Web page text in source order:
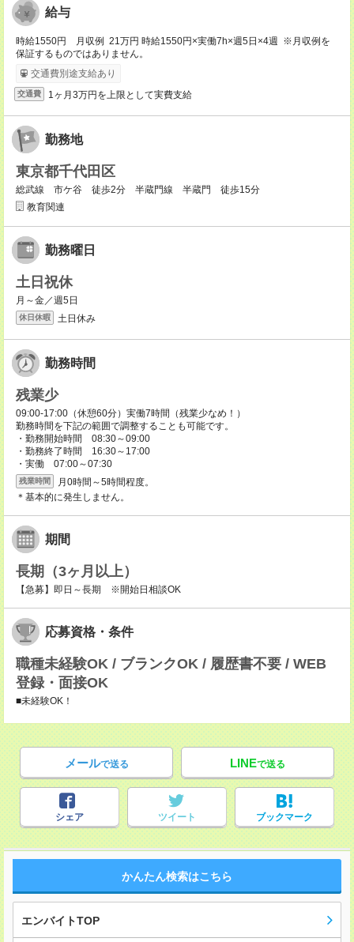
給与
時給1550円 月収例 21万円 時給1550円×実働7h×週5日×4週 ※月収例を
保証するものではありません。
交通費別途支給あり
交通費 1ヶ月3万円を上限として実費支給
勤務地
東京都千代田区
総武線 市ケ谷 徒歩2分 半蔵門線 半蔵門 徒歩15分
教育関連
勤務曜日
土日祝休
月～金／週5日
休日休暇 土日休み
勤務時間
残業少
09:00-17:00（休憩60分）実働7時間（残業少なめ！）
勤務時間を下記の範囲で調整することも可能です。
・勤務開始時間 08:30～09:00
・勤務終了時間 16:30～17:00
・実働 07:00～07:30
残業時間
月0時間～5時間程度。
＊基本的に発生しません。
期間
長期（3ヶ月以上）
【急募】即日～長期 ※開始日相談OK
応募資格・条件
職種未経験OK / ブランクOK / 履歴書不要 / WEB
登録・面接OK
■未経験OK！
メールで送る LINEで送る
シェア ツイート ブックマーク
かんたん検索はこちら
エンバイトTOP